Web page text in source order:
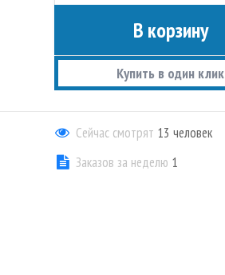
В корзину
Купить в один клик
Сейчас смотрят 13 человек
Заказов за неделю 1